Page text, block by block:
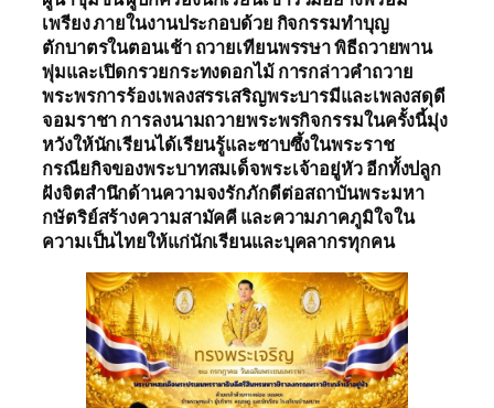
เพรียง ภายในงานประกอบด้วย กิจกรรมทำบุญ
ตักบาตรในตอนเช้า ถวายเทียนพรรษา พิธีถวายพาน
พุ่มและเปิดกรวยกระทงดอกไม้ การกล่าวคำถวาย
พระพรการร้องเพลงสรรเสริญพระบารมีและเพลงสดุดี
จอมราชา การลงนามถวายพระพรกิจกรรมในครั้งนี้มุ่ง
หวังให้นักเรียนได้เรียนรู้และซาบซึ้งในพระราช
กรณียกิจของพระบาทสมเด็จพระเจ้าอยู่หัว อีกทั้งปลูก
ฝังจิตสำนึกด้านความจงรักภักดีต่อสถาบันพระมหา
กษัตริย์สร้างความสามัคคี และความภาคภูมิใจใน
ความเป็นไทยให้แก่นักเรียนและบุคลากรทุกคน